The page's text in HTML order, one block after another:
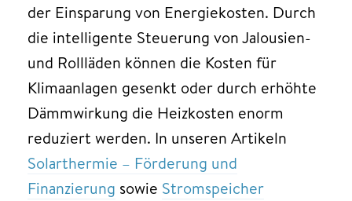
der Einsparung von Energiekosten. Durch
die intelligente Steuerung von Jalousien-
und Rollläden können die Kosten für
Klimaanlagen gesenkt oder durch erhöhte
Dämmwirkung die Heizkosten enorm
reduziert werden. In unseren Artikeln
Solarthermie – Förderung und
Finanzierung sowie Stromspeicher